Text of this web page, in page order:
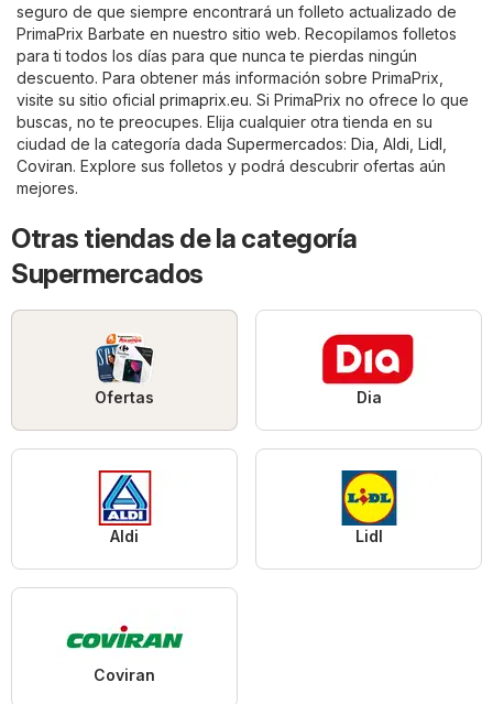
seguro de que siempre encontrará un folleto actualizado de
PrimaPrix Barbate en nuestro sitio web. Recopilamos folletos
para ti todos los días para que nunca te pierdas ningún
descuento. Para obtener más información sobre PrimaPrix,
visite su sitio oficial primaprix.eu. Si PrimaPrix no ofrece lo que
buscas, no te preocupes. Elija cualquier otra tienda en su
ciudad de la categoría dada Supermercados: Dia Aldi Lidl
Coviran. Explore sus folletos y podrá descubrir ofertas aún
mejores.
Otras tiendas de la categoría
Supermercados
Ofertas Dia
Aldi Lidl
Coviran